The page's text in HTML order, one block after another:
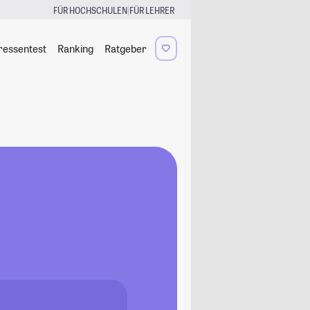
FÜR HOCHSCHULEN|FÜR LEHRER
Ranking Ratgeber